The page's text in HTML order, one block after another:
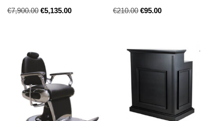
€7,900.00 €5,135.00 €210.00 €95.00